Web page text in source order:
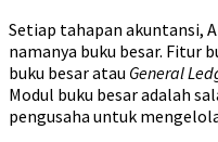
Setiap tahapan akuntansi,
namanya buku besar. Fitur
buku besar atau General
Modul buku besar adalah
pengusaha untuk